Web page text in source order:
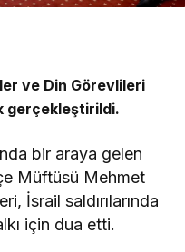
ve Din Görevlileri
gerçekleştirildi.
bir araya gelen
Müftüsü Mehmet
İsrail saldırılarında
için dua etti.